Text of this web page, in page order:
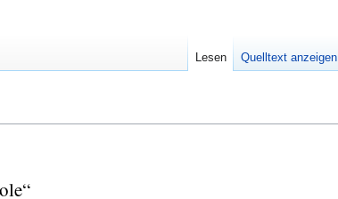
Lesen Quelltext anzeigen